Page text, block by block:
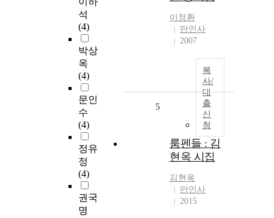
석
(4)
박상
옥
(4)
문인
수
(4)
정유
정
(4)
권국
명
이정환
만인사
2007
복
사/
대
출
신
청
5
룸펜들 : 김
현옥 시집
김현옥
만인사
2015